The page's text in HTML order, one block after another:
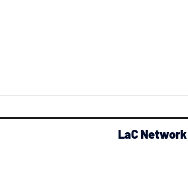
LaC Network